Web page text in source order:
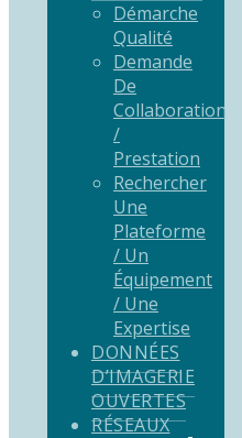
Démarche
Qualité
Demande
De
Collaboration
/
Prestation
Rechercher
Une
Plateforme
/ Un
Équipement
/ Une
Expertise
DONNÉES
D’IMAGERIE
OUVERTES
RÉSEAUX